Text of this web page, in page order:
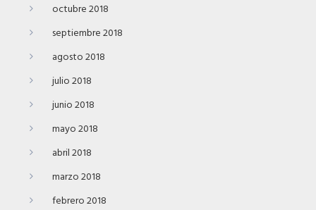
octubre 2018
septiembre 2018
agosto 2018
julio 2018
junio 2018
mayo 2018
abril 2018
marzo 2018
febrero 2018